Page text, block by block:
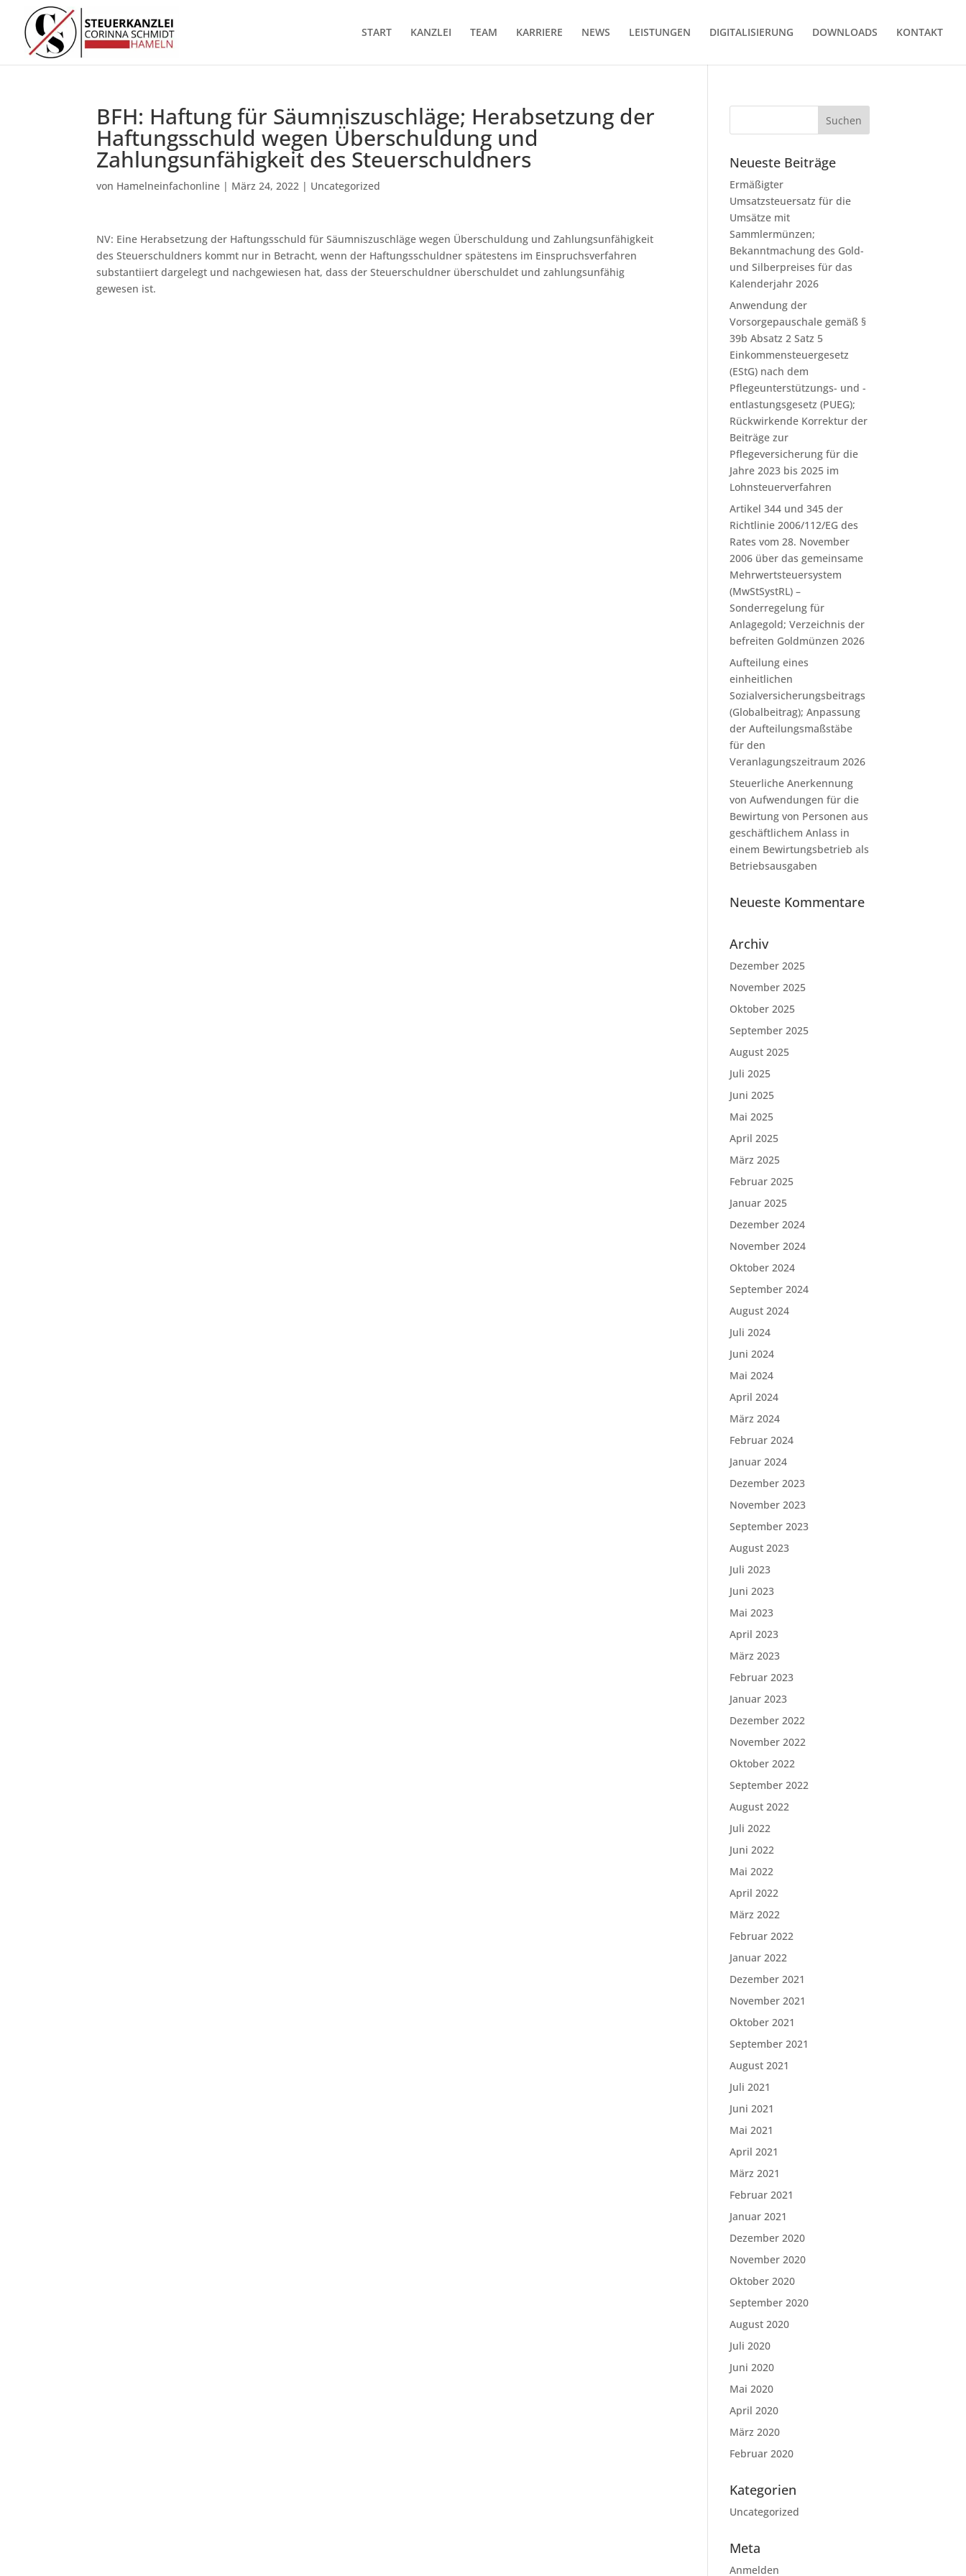
START KANZLEI TEAM KARRIERE NEWS LEISTUNGEN DIGITALISIERUNG DOWNLOADS KONTAKT
BFH: Haftung für Säumniszuschläge; Herabsetzung der
Haftungsschuld wegen Überschuldung und
Zahlungsunfähigkeit des Steuerschuldners
von Hamelneinfachonline | März 24, 2022 | Uncategorized
NV: Eine Herabsetzung der Haftungsschuld für Säumniszuschläge wegen Überschuldung und Zahlungsunfähigkeit
des Steuerschuldners kommt nur in Betracht, wenn der Haftungsschuldner spätestens im Einspruchsverfahren
substantiiert dargelegt und nachgewiesen hat, dass der Steuerschuldner überschuldet und zahlungsunfähig
gewesen ist.
Neueste Beiträge
Ermäßigter
Umsatzsteuersatz für die
Umsätze mit
Sammlermünzen;
Bekanntmachung des Gold-
und Silberpreises für das
Kalenderjahr 2026
Anwendung der
Vorsorgepauschale gemäß §
39b Absatz 2 Satz 5
Einkommensteuergesetz
(EStG) nach dem
Pflegeunterstützungs- und -
entlastungsgesetz (PUEG);
Rückwirkende Korrektur der
Beiträge zur
Pflegeversicherung für die
Jahre 2023 bis 2025 im
Lohnsteuerverfahren
Artikel 344 und 345 der
Richtlinie 2006/112/EG des
Rates vom 28. November
2006 über das gemeinsame
Mehrwertsteuersystem
(MwStSystRL) –
Sonderregelung für
Anlagegold; Verzeichnis der
befreiten Goldmünzen 2026
Aufteilung eines
einheitlichen
Sozialversicherungsbeitrags
(Globalbeitrag); Anpassung
der Aufteilungsmaßstäbe
für den
Veranlagungszeitraum 2026
Steuerliche Anerkennung
von Aufwendungen für die
Bewirtung von Personen aus
geschäftlichem Anlass in
einem Bewirtungsbetrieb als
Betriebsausgaben
Neueste Kommentare
Archiv
Dezember 2025
November 2025
Oktober 2025
September 2025
August 2025
Juli 2025
Juni 2025
Mai 2025
April 2025
März 2025
Februar 2025
Januar 2025
Dezember 2024
November 2024
Oktober 2024
September 2024
August 2024
Juli 2024
Juni 2024
Mai 2024
April 2024
März 2024
Februar 2024
Januar 2024
Dezember 2023
November 2023
September 2023
August 2023
Juli 2023
Juni 2023
Mai 2023
April 2023
März 2023
Februar 2023
Januar 2023
Dezember 2022
November 2022
Oktober 2022
September 2022
August 2022
Juli 2022
Juni 2022
Mai 2022
April 2022
März 2022
Februar 2022
Januar 2022
Dezember 2021
November 2021
Oktober 2021
September 2021
August 2021
Juli 2021
Juni 2021
Mai 2021
April 2021
März 2021
Februar 2021
Januar 2021
Dezember 2020
November 2020
Oktober 2020
September 2020
August 2020
Juli 2020
Juni 2020
Mai 2020
April 2020
März 2020
Februar 2020
Kategorien
Uncategorized
Meta
Anmelden